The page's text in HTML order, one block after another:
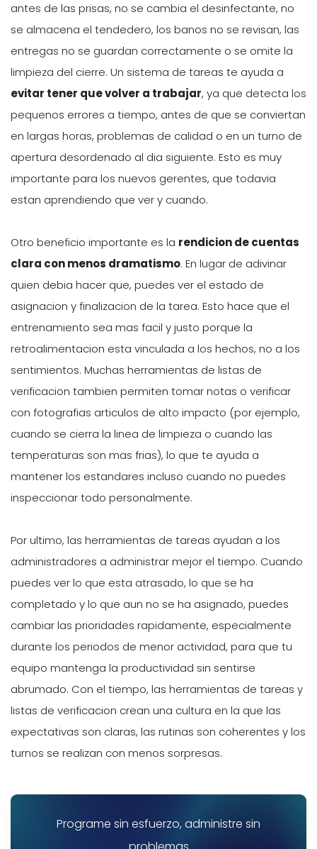
antes de las prisas, no se cambia el desinfectante, no
se almacena el tendedero, los banos no se revisan, las
entregas no se guardan correctamente o se omite la
limpieza del cierre. Un sistema de tareas te ayuda a
evitar tener que volver a trabajar, ya que detecta los
pequenos errores a tiempo, antes de que se conviertan
en largas horas, problemas de calidad o en un turno de
apertura desordenado al dia siguiente. Esto es muy
importante para los nuevos gerentes, que todavia
estan aprendiendo que ver y cuando.
Otro beneficio importante es la rendicion de cuentas
clara con menos dramatismo. En lugar de adivinar
quien debia hacer que, puedes ver el estado de
asignacion y finalizacion de la tarea. Esto hace que el
entrenamiento sea mas facil y justo porque la
retroalimentacion esta vinculada a los hechos, no a los
sentimientos. Muchas herramientas de listas de
verificacion tambien permiten tomar notas o verificar
con fotografias articulos de alto impacto (por ejemplo,
cuando se cierra la linea de limpieza o cuando las
temperaturas son mas frias), lo que te ayuda a
mantener los estandares incluso cuando no puedes
inspeccionar todo personalmente.
Por ultimo, las herramientas de tareas ayudan a los
administradores a administrar mejor el tiempo. Cuando
puedes ver lo que esta atrasado, lo que se ha
completado y lo que aun no se ha asignado, puedes
cambiar las prioridades rapidamente, especialmente
durante los periodos de menor actividad, para que tu
equipo mantenga la productividad sin sentirse
abrumado. Con el tiempo, las herramientas de tareas y
listas de verificacion crean una cultura en la que las
expectativas son claras, las rutinas son coherentes y los
turnos se realizan con menos sorpresas.
Programe sin esfuerzo, administre sin